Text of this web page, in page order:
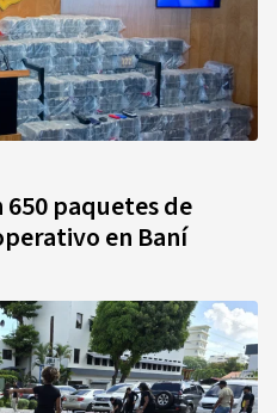
paquetes de
en Baní